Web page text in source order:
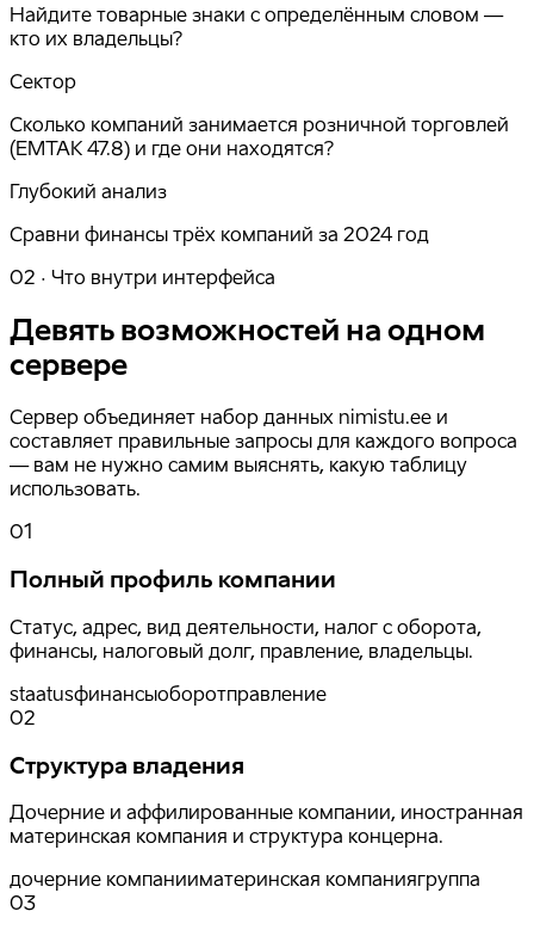
Найдите товарные знаки с определённым словом —
кто их владельцы?
Сектор
Сколько компаний занимается розничной торговлей
(EMTAK 47.8) и где они находятся?
Глубокий анализ
Сравни финансы трёх компаний за 2024 год
02 · Что внутри интерфейса
Девять возможностей на одном
сервере
Сервер объединяет набор данных nimistu.ee и
составляет правильные запросы для каждого вопроса
— вам не нужно самим выяснять, какую таблицу
использовать.
01
Полный профиль компании
Статус, адрес, вид деятельности, налог с оборота,
финансы, налоговый долг, правление, владельцы.
staatusфинансыоборотправление
02
Структура владения
Дочерние и аффилированные компании, иностранная
материнская компания и структура концерна.
дочерние компанииматеринская компаниягруппа
03